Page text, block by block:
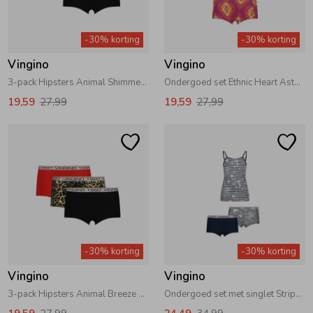
Jassen
Colberts & Gilets
Rompers
Jassen
Rokken & Skorts
Jumpsuits
Haaraccessoires
Verzorgingsproducten
Winteraccessoires
Zomerjassen
Zomerjassen
-30% korting
Vingino
3-pack Hipsters Animal Shimmer Pink
19,59 27,99
-30% korting
Vingino
Ondergoed set Ethnic Heart Aster Pink
19,59 27,99
-30% korting
Vingino
3-pack Hipsters Animal Breeze Red
-30% korting
Vingino
Ondergoed set met singlet Stripe Dark Blue